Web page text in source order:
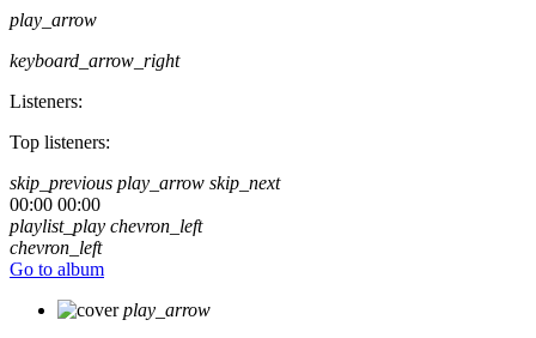
play_arrow
keyboard_arrow_right
Listeners:
Top listeners:
skip_previous play_arrow skip_next
00:00 00:00
playlist_play chevron_left
chevron_left
Go to album
play_arrow